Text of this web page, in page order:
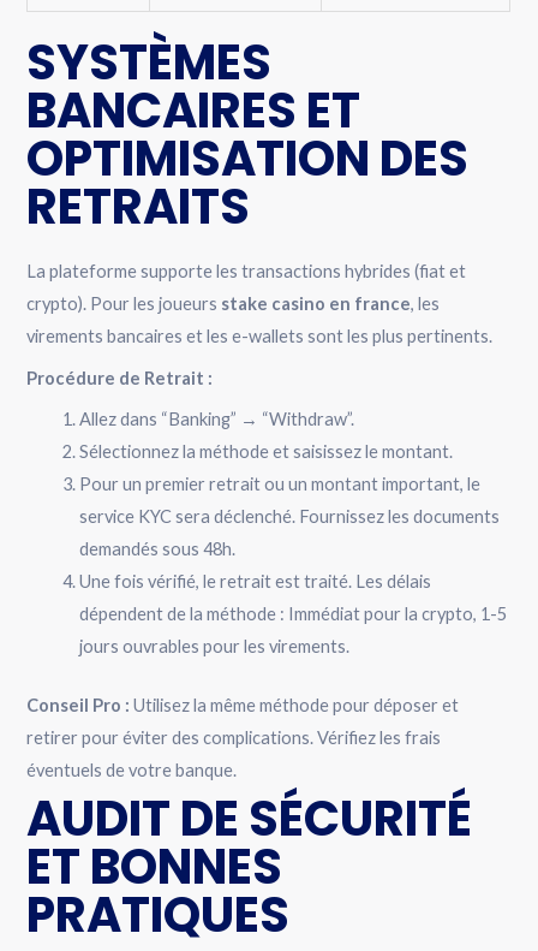
SYSTÈMES
BANCAIRES ET
OPTIMISATION DES
RETRAITS
La plateforme supporte les transactions hybrides (fiat et
crypto). Pour les joueurs stake casino en france, les
virements bancaires et les e-wallets sont les plus pertinents.
Procédure de Retrait :
Allez dans “Banking” → “Withdraw”.
Sélectionnez la méthode et saisissez le montant.
Pour un premier retrait ou un montant important, le
service KYC sera déclenché. Fournissez les documents
demandés sous 48h.
Une fois vérifié, le retrait est traité. Les délais
dépendent de la méthode : Immédiat pour la crypto, 1-5
jours ouvrables pour les virements.
Conseil Pro : Utilisez la même méthode pour déposer et
retirer pour éviter des complications. Vérifiez les frais
éventuels de votre banque.
AUDIT DE SÉCURITÉ
ET BONNES
PRATIQUES